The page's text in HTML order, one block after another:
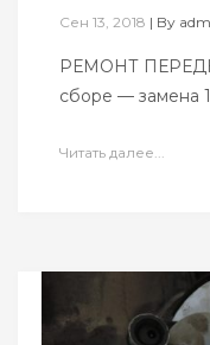
Сен 13, 2018 | By
РЕМОНТ
сборе — замена
Читать далее...